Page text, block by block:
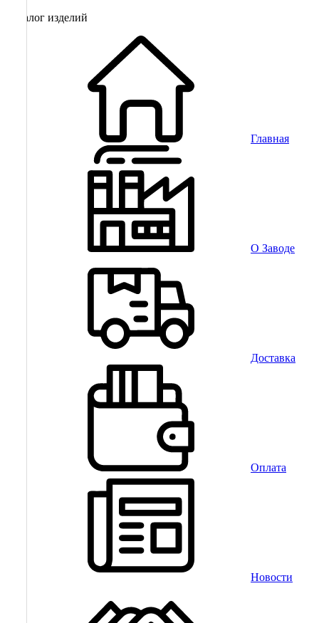
Каталог изделий
Главная
О Заводе
Доставка
Оплата
Новости